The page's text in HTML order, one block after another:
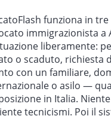
funziona in
immigrazionista a
liberamente:
o scaduto, richiesta
con un familiare,
o asilo —
in Italia.
tecnicismi. Poi il